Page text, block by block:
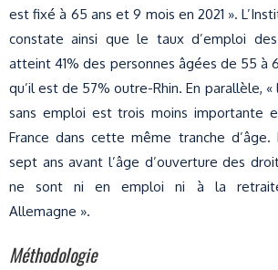
est fixé à 65 ans et 9 mois en 2021 ».
constate ainsi que le taux d’emploi
atteint 41% des personnes âgées de 55 à
qu’il est de 57% outre-Rhin. En parallèle,
sans emploi est trois moins importante
France dans cette même tranche d’âge.
sept ans avant l’âge d’ouverture des
ne sont ni en emploi ni à la
Allemagne ».
Méthodologie